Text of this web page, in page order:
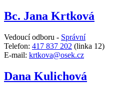
Bc. Jana Krtková
Vedoucí odboru - Správní
Telefon: 417 837 202 (linka 12)
E-mail: krtkova@osek.cz
Dana Kulichová